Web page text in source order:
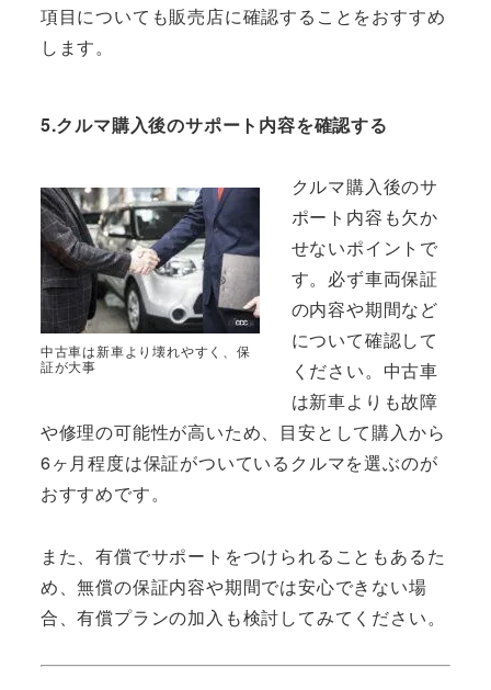
項目についても販売店に確認することをおすすめ
します。
5.クルマ購入後のサポート内容を確認する
中古車は新車より壊れやすく、保
証が大事
クルマ購入後のサ
ポート内容も欠か
せないポイントで
す。必ず車両保証
の内容や期間など
について確認して
ください。中古車
は新車よりも故障
や修理の可能性が高いため、目安として購入から
6ヶ月程度は保証がついているクルマを選ぶのが
おすすめです。
また、有償でサポートをつけられることもあるた
め、無償の保証内容や期間では安心できない場
合、有償プランの加入も検討してみてください。